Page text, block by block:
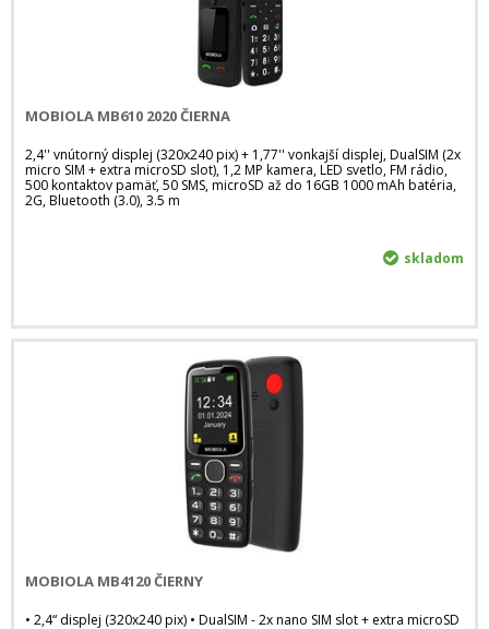
MOBIOLA MB610 2020 ČIERNA
2,4'' vnútorný displej (320x240 pix) + 1,77'' vonkajší displej, DualSIM (2x
micro SIM + extra microSD slot), 1,2 MP kamera, LED svetlo, FM rádio,
500 kontaktov pamäť, 50 SMS, microSD až do 16GB 1000 mAh batéria,
2G, Bluetooth (3.0), 3.5 m
skladom
MOBIOLA MB4120 ČIERNY
• 2,4“ displej (320x240 pix) • DualSIM - 2x nano SIM slot + extra microSD